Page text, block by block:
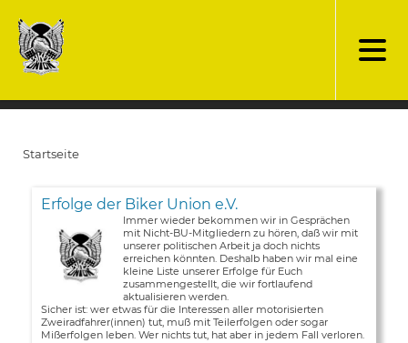
zum
Inhalt
Startseite
Erfolge der Biker Union e.V.
Immer wieder bekommen wir in Gesprächen
mit Nicht-BU-Mitgliedern zu hören, daß wir mit
unserer politischen Arbeit ja doch nichts
erreichen könnten. Deshalb haben wir mal eine
kleine Liste unserer Erfolge für Euch
zusammengestellt, die wir fortlaufend
aktualisieren werden.
Sicher ist: wer etwas für die Interessen aller motorisierten
Zweiradfahrer(innen) tut, muß mit Teilerfolgen oder sogar
Mißerfolgen leben. Wer nichts tut, hat aber in jedem Fall verloren.